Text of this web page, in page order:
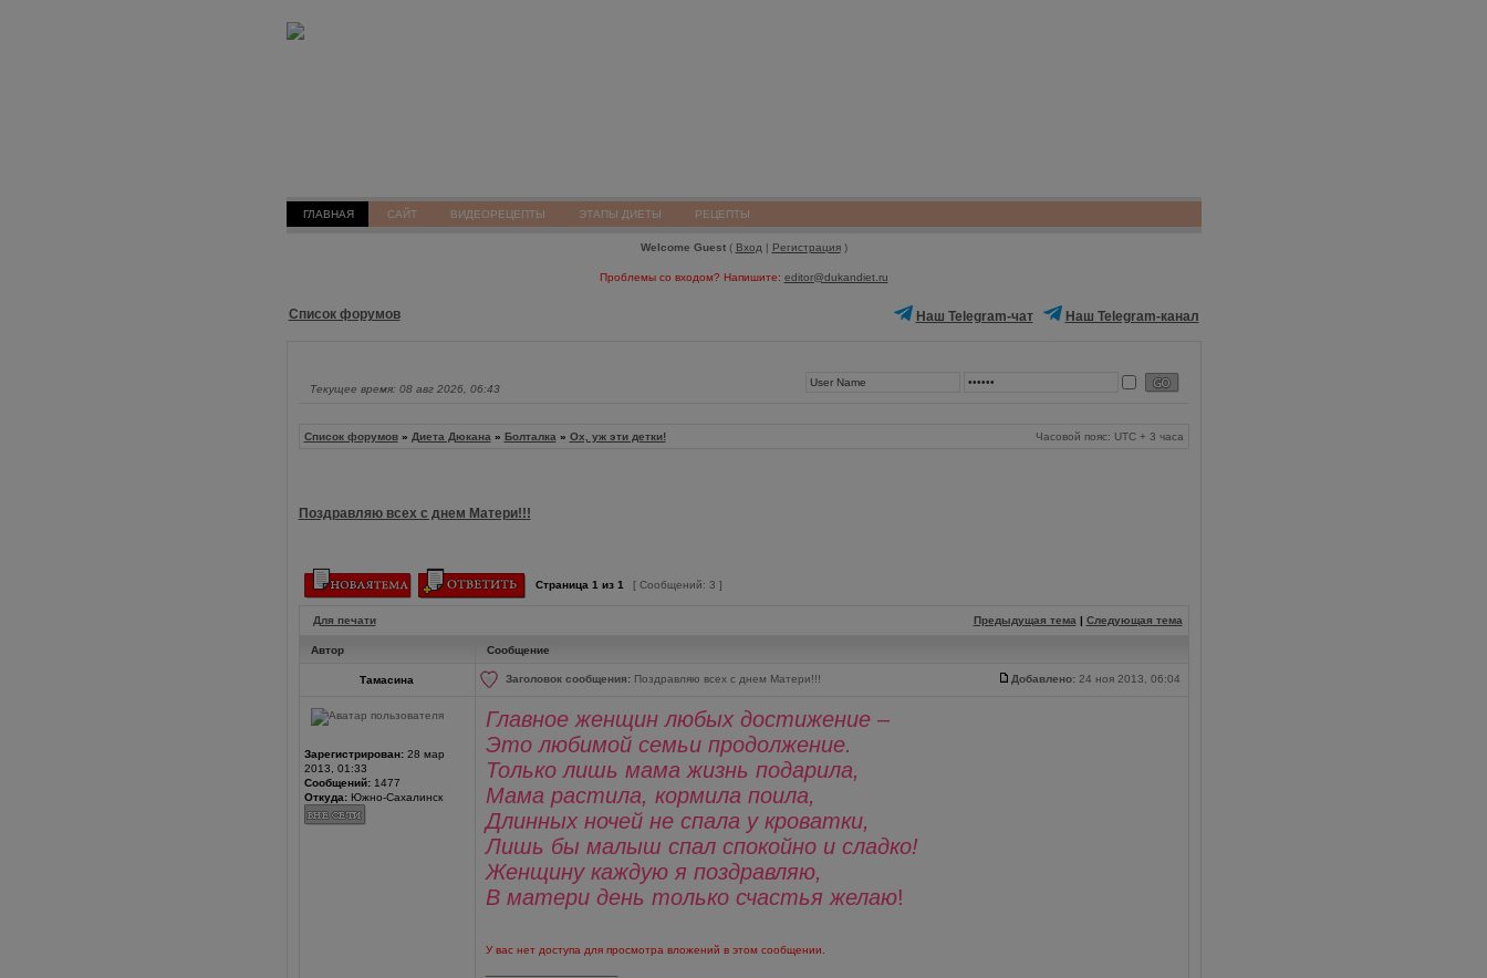
ГЛАВНАЯ САЙТ ВИДЕОРЕЦЕПТЫ ЭТАПЫ ДИЕТЫ РЕЦЕПТЫ
Welcome Guest( Вход | Регистрация)
Проблемы со входом? Напишите: editor@dukandiet.ru
Список форумов Наш Telegram-чат Наш Telegram-канал
Текущее время: 08 авг 2026, 06:43
Список форумов» Диета Дюкана » Болталка » Ох, уж эти детки! Часовой пояс: UTC + 3 часа
Поздравляю всех с днем Матери!!!
Страница 1 из 1 [ Сообщений: 3 ]
Для печати Предыдущая тема | Следующая тема
Автор Сообщение
Тамасина Заголовок сообщения:Поздравляю всех с днем Матери!!! Добавлено:24 ноя 2013, 06:04
Зарегистрирован:28 мар
2013, 01:33
Сообщений:1477
Откуда:Южно-Сахалинск
Главное женщин любых достижение –
Это любимой семьи продолжение.
Только лишь мама жизнь подарила,
Мама растила, кормила поила,
Длинных ночей не спала у кроватки,
Лишь бы малыш спал спокойно и сладко!
Женщину каждую я поздравляю,
В матери день только счастья желаю!
У вас нет доступа для просмотра вложений в этом сообщении.